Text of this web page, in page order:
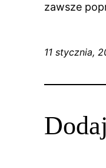
zawsze
11 stycznia,